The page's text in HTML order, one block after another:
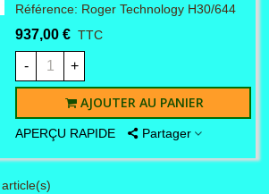
Référence: Roger Technology H30/644
937,00 € TTC
- +
AJOUTER AU PANIER
APERÇU RAPIDE Partager